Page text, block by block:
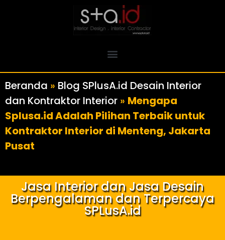
Beranda » Blog SPlusA.id Desain Interior
dan Kontraktor Interior » Mengapa
Splusa.id Adalah Pilihan Terbaik untuk
Kontraktor Interior di Menteng, Jakarta
Pusat
Jasa Interior dan Jasa Desain
Berpengalaman dan Terpercaya
SPLusA.id